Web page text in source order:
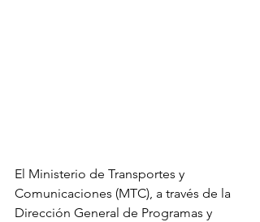
El Ministerio de Transportes y
Comunicaciones (MTC), a través de la
Dirección General de Programas y